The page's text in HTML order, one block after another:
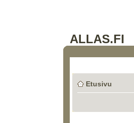
ALLAS.FI
Etusivu